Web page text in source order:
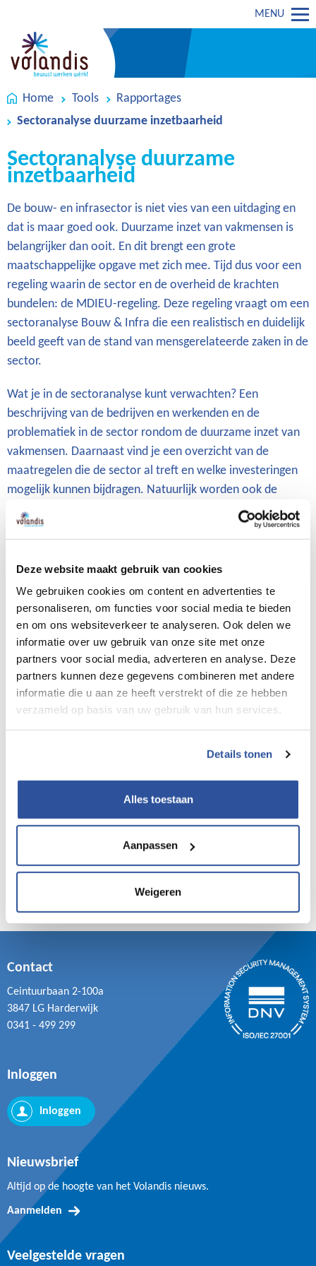
Deze website maakt gebruik van cookies
We gebruiken cookies om content en advertenties te
personaliseren, om functies voor social media te bieden
en om ons websiteverkeer te analyseren. Ook delen we
informatie over uw gebruik van onze site met onze
partners voor social media, adverteren en analyse. Deze
partners kunnen deze gegevens combineren met andere
informatie die u aan ze heeft verstrekt of die ze hebben
verzameld op basis van uw gebruik van hun services.
Details tonen
Alles toestaan
Aanpassen
Weigeren
MENU
Home Tools
Rapportages
Sectoranalyse duurzame inzetbaarheid
Sectoranalyse duurzame
inzetbaarheid
De bouw- en infrasector is niet vies van een uitdaging en
dat is maar goed ook. Duurzame inzet van vakmensen is
belangrijker dan ooit. En dit brengt een grote
maatschappelijke opgave met zich mee. Tijd dus voor een
regeling waarin de sector en de overheid de krachten
bundelen: de MDIEU-regeling. Deze regeling vraagt om een
sectoranalyse Bouw & Infra die een realistisch en duidelijk
beeld geeft van de stand van mensgerelateerde zaken in de
sector.
Wat je in de sectoranalyse kunt verwachten? Een
beschrijving van de bedrijven en werkenden en de
problematiek in de sector rondom de duurzame inzet van
vakmensen. Daarnaast vind je een overzicht van de
maatregelen die de sector al treft en welke investeringen
mogelijk kunnen bijdragen. Natuurlijk worden ook de
kansen en bedreigingen uitgelicht om het verhaal compleet
te maken.
hieronder.
Sectoranalyse update 2023
Sectoranalyse duurzame
inzetbaarheid Bouw & Infra
Contact
Ceintuurbaan 2-100a
3847 LG Harderwijk
0341 - 499 299
Nieuwsbrief
Altijd op de hoogte van het Volandis nieuws.
Aanmelden
Veelgestelde vragen
Inloggen
Inloggen